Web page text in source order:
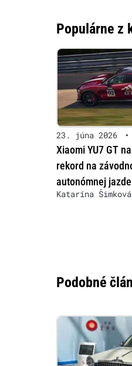
Populárne z
23. júna 2026 •
Xiaomi YU7 GT
rekord na
autonómnej jazde
Katarína Šimková
Podobné